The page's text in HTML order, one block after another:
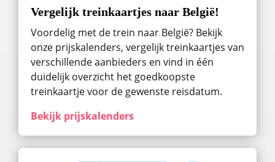
Vergelijk treinkaartjes naar België!
Voordelig met de trein naar België? Bekijk
onze prijskalenders, vergelijk treinkaartjes van
verschillende aanbieders en vind in één
duidelijk overzicht het goedkoopste
treinkaartje voor de gewenste reisdatum.
Bekijk prijskalenders